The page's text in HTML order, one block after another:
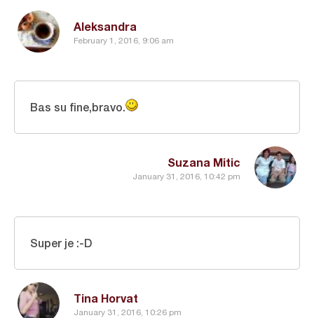
Aleksandra
February 1, 2016, 9:06 am
Suzana Mitic
January 31, 2016, 10:42 pm
Bas su fine,bravo.
Tina Horvat
January 31, 2016, 10:26 pm
Super je :-D